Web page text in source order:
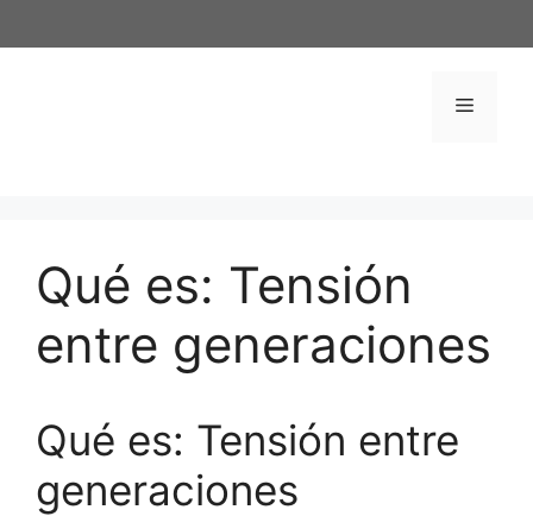
al
Menú
Qué es: Tensión
entre generaciones
Qué es: Tensión entre
generaciones